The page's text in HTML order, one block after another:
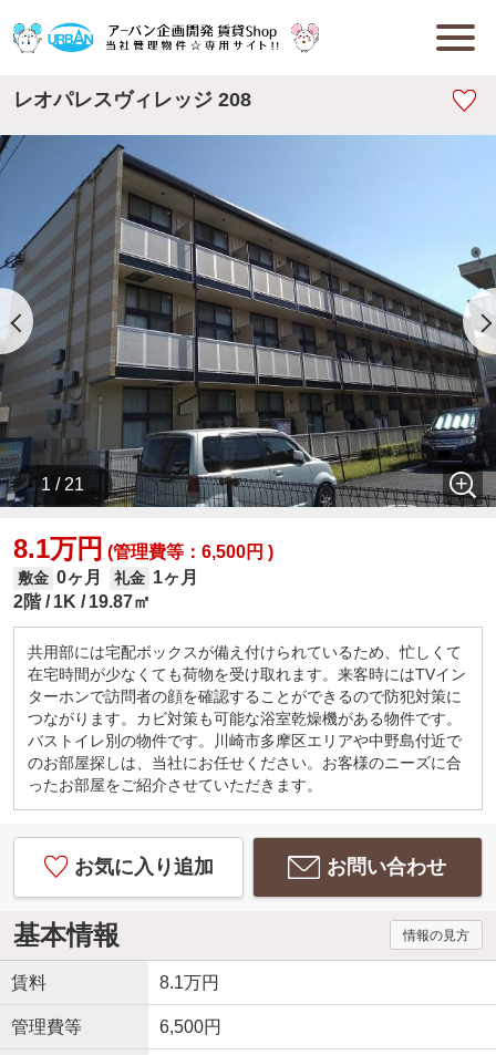
レオパレスヴィレッジ 208
1 / 21
8.1万円 (管理費等：6,500円 )
敷金 0ヶ月 礼金 1ヶ月
2階
1K 19.87㎡
共用部には宅配ボックスが備え付けられているため、忙しくて
在宅時間が少なくても荷物を受け取れます。来客時にはTVイン
ターホンで訪問者の顔を確認することができるので防犯対策に
つながります。カビ対策も可能な浴室乾燥機がある物件です。
バストイレ別の物件です。川崎市多摩区エリアや中野島付近で
のお部屋探しは、当社にお任せください。お客様のニーズに合
ったお部屋をご紹介させていただきます。
お気に入り追加 お問い合わせ
基本情報 情報の見方
賃料 8.1万円
管理費等 6,500円